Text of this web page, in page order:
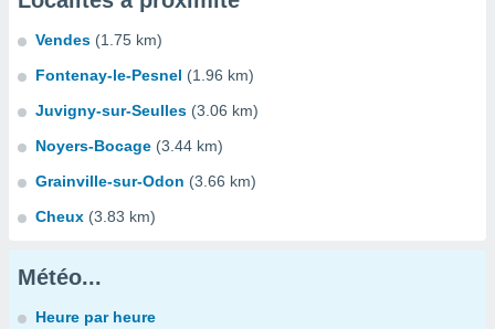
Vendes (1.75 km)
Fontenay-le-Pesnel (1.96 km)
Juvigny-sur-Seulles (3.06 km)
Noyers-Bocage (3.44 km)
Grainville-sur-Odon (3.66 km)
Cheux (3.83 km)
Météo...
Heure par heure